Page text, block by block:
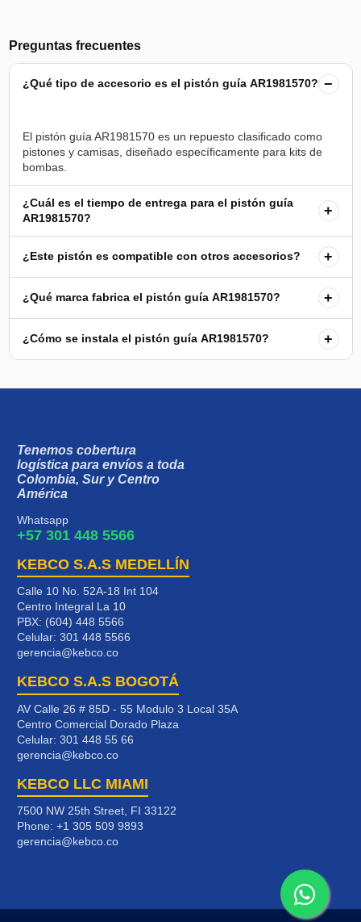
Preguntas frecuentes
¿Qué tipo de accesorio es el pistón guía AR1981570? −
El pistón guía AR1981570 es un repuesto clasificado como
pistones y camisas, diseñado específicamente para kits de
¿Cuál es el tiempo de entrega para el pistón guía
AR1981570?
+
¿Este pistón es compatible con otros accesorios? +
¿Qué marca fabrica el pistón guía AR1981570? +
¿Cómo se instala el pistón guía AR1981570? +
Tenemos cobertura
logística para envíos a toda
Colombia, Sur y Centro
América
Whatsapp
+57 301 448 5566
KEBCO S.A.S MEDELLÍN
Calle 10 No. 52A-18 Int 104
Centro Integral La 10
PBX: (604) 448 5566
Celular: 301 448 5566
gerencia@kebco.co
KEBCO S.A.S BOGOTÁ
AV Calle 26 # 85D - 55 Modulo 3 Local 35A
Centro Comercial Dorado Plaza
Celular: 301 448 55 66
gerencia@kebco.co
KEBCO LLC MIAMI
7500 NW 25th Street, FI 33122
Phone: +1 305 509 9893
gerencia@kebco.co